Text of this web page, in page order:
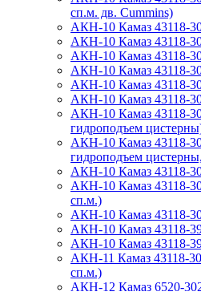
сп.м. дв. Cummins)
АКН-10 Камаз 43118-
АКН-10 Камаз 43118-
АКН-10 Камаз 43118-
АКН-10 Камаз 43118-
АКН-10 Камаз 43118-
АКН-10 Камаз 43118-
АКН-10 Камаз 43118-
гидроподъем
АКН-10 Камаз 43118-
гидроподъем
АКН-10 Камаз 43118-
АКН-10 Камаз 43118-
сп.м.)
АКН-10 Камаз 43118-
АКН-10 Камаз 43118-
АКН-10 Камаз 43118-
АКН-11 Камаз 43118-
сп.м.)
АКН-12 Камаз 6520-